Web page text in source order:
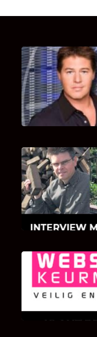
Bekijk hier de
van Bricks and
INTERVIEW
Hoe Bricks and
Hans Boerema
KLANT
We zijn er zeer
als klant van